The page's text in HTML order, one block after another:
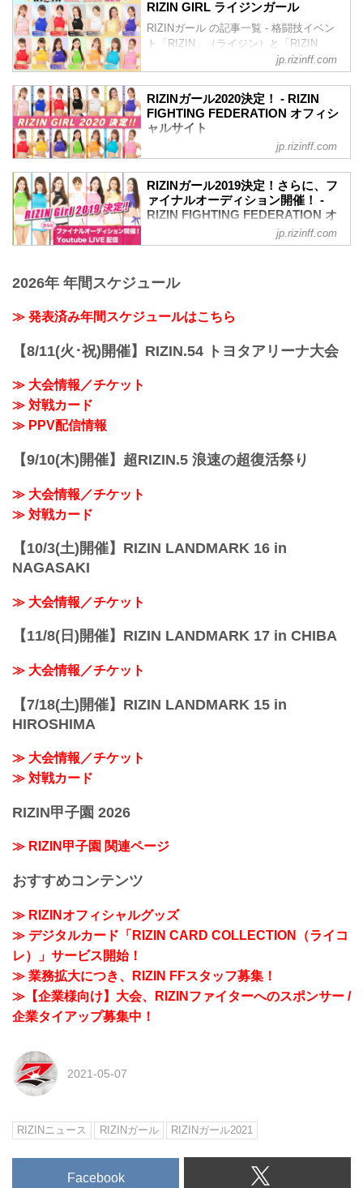
RIZIN GIRL ライジンガール
RIZINガール の記事一覧 - 格闘技イベン
ト「RIZIN」（ライジン）と「RIZIN
FIGHTING FEDERATION」（ライジン
ファイティング フェデレーション）の情
報・加盟団体について発信していきま
す。
jp.rizinff.com
RIZINガール2020決定！ - RIZIN
FIGHTING FEDERATION オフィシ
ャルサイト
RIZINガール2020のメンバーが決定！熾
ーは計14名。初舞台は8月9日/10日にぴあ
アリーナMMにて開催される
RIZIN.22/RIZIN.23！リングを華麗に彩る
RIZINガール2020を応援しよう！
Twitter：@risaaa_0411
去年に引き続き継続することが出来て嬉
jp.rizinff.com
RIZINガール2019決定！さらに、フ
ァイナルオーディション開催！ -
RIZIN FIGHTING FEDERATION オ
バーは計7名。さらに、2019年7月12日
ルオーディションも開催！リングを華麗
に彩るRIZINガール2019を応援しよう！
※2019.07.12 追記**
ファイナルオーディションをyoutube ラ
≫ RIZIN...
jp.rizinff.com
2026年 年間スケジュール
≫ 発表済み年間スケジュールはこちら
【8/11(火･祝)開催】RIZIN.54 トヨタアリーナ大会
≫ 大会情報／チケット
≫ 対戦カード
≫ PPV配信情報
【9/10(木)開催】超RIZIN.5 浪速の超復活祭り
≫ 大会情報／チケット
≫ 対戦カード
【10/3(土)開催】RIZIN LANDMARK 16 in
NAGASAKI
≫ 大会情報／チケット
【11/8(日)開催】RIZIN LANDMARK 17 in CHIBA
≫ 大会情報／チケット
【7/18(土)開催】RIZIN LANDMARK 15 in
HIROSHIMA
≫ 大会情報／チケット
≫ 対戦カード
RIZIN甲子園 2026
≫ RIZIN甲子園 関連ページ
おすすめコンテンツ
≫ RIZINオフィシャルグッズ
≫ デジタルカード「RIZIN CARD COLLECTION（ライコ
レ）」サービス開始！
≫ 業務拡大につき、RIZIN FFスタッフ募集！
≫【企業様向け】大会、RIZINファイターへのスポンサー /
企業タイアップ募集中！
2021-05-07
RIZINニュース RIZINガール RIZINガール2021
Facebook